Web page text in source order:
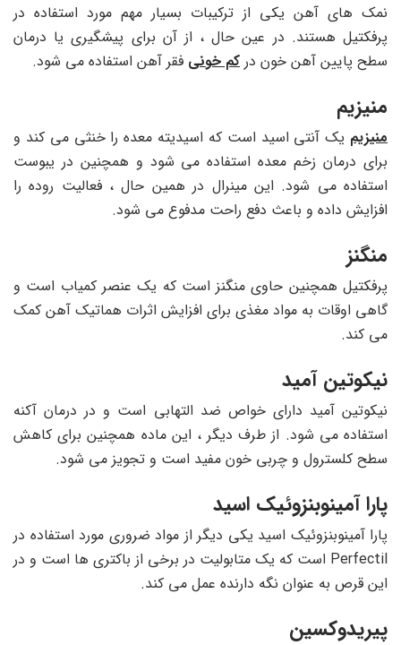
نمک های آهن یکی از ترکیبات بسیار مهم مورد استفاده در
پرفکتیل هستند. در عین حال ، از آن برای پیشگیری یا درمان
سطح پایین آهن خون در کم خونی فقر آهن استفاده می شود.
منیزیم
منیزیم یک آنتی اسید است که اسیدیته معده را خنثی می کند و
برای درمان زخم معده استفاده می شود و همچنین در یبوست
استفاده می شود. این مینرال در همین حال ، فعالیت روده را
افزایش داده و باعث دفع راحت مدفوع می شود.
منگنز
پرفکتیل همچنین حاوی منگنز است که یک عنصر کمیاب است و
گاهی اوقات به مواد مغذی برای افزایش اثرات هماتیک آهن کمک
می کند.
نیکوتین آمید
نیکوتین آمید دارای خواص ضد التهابی است و در درمان آکنه
استفاده می شود. از طرف دیگر ، این ماده همچنین برای کاهش
سطح کلسترول و چربی خون مفید است و تجویز می شود.
پارا آمینوبنزوئیک اسید
پارا آمینوبنزوئیک اسید یکی دیگر از مواد ضروری مورد استفاده در
Perfectil است که یک متابولیت در برخی از باکتری ها است و در
این قرص به عنوان نگه دارنده عمل می کند.
پیریدوکسین